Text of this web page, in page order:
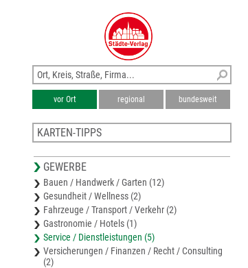
vor Ort regional bundesweit
KARTEN-TIPPS
Stadtplan Bornheim
Stadtplan Brühl/Rheinland
Stadtplan Alfter
Stadtplan Hürth
GEWERBE
Bauen / Handwerk / Garten (12)
Gesundheit / Wellness (2)
Fahrzeuge / Transport / Verkehr (2)
Gastronomie / Hotels (1)
Service / Dienstleistungen (5)
Versicherungen / Finanzen / Recht / Consulting
(2)